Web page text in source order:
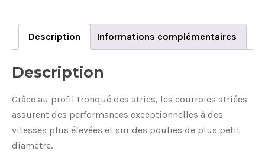
Description Informations complémentaires
Description
Grâce au profil tronqué des stries, les courroies striées
assurent des performances exceptionnelles à des
vitesses plus élevées et sur des poulies de plus petit
diamètre.